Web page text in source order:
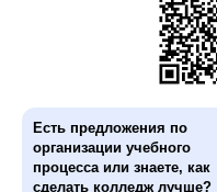
Есть предложения по
организации учебного
процесса или знаете, как
сделать колледж лучше?